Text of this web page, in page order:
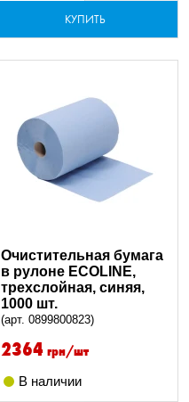
КУПИТЬ
Очистительная бумага
в рулоне ECOLINE,
трехслойная, синяя,
1000 шт.
(арт. 0899800823)
2364 грн/шт
В наличии